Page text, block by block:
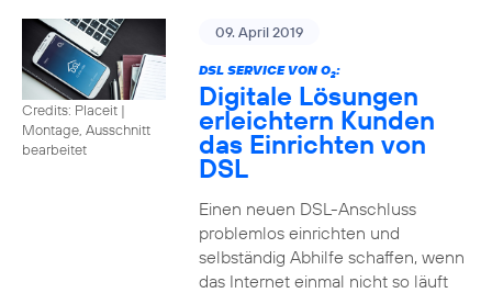
Credits: Placeit |
Montage, Ausschnitt
bearbeitet
09. April 2019
DSL SERVICE VON O2:
Digitale Lösungen
erleichtern Kunden
das Einrichten von
DSL
Einen neuen DSL-Anschluss
problemlos einrichten und
selbständig Abhilfe schaffen, wenn
das Internet einmal nicht so läuft